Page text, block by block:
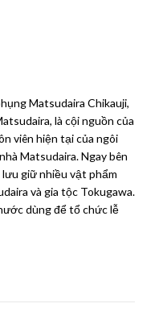
Matsudaira Chikauji,
là cội nguồn của
viên hiện tại của ngôi
Matsudaira. Ngay bên
giữ nhiều vật phẩm
và gia tộc Tokugawa.
dùng để tổ chức lễ